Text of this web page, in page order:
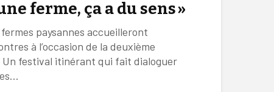
ferme, ça a du sens »
paysannes accueilleront
à l’occasion de la deuxième
Un festival itinérant qui fait dialoguer